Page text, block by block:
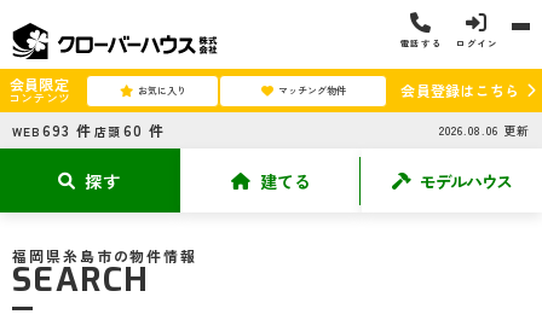
電話する ログイン
会員限定
コンテンツ お気に入り マッチング物件 会員登録はこちら
WEB 693 件 店頭 60 件 2026.08.06 更新
探す 建てる モデルハウス
福岡県糸島市の物件情報
SEARCH